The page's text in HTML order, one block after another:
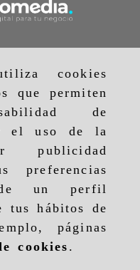
cookies
que permiten
de
el uso de la
publicidad
preferencias
un perfil
tus hábitos de
páginas
cookies.